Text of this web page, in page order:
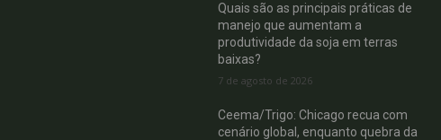
Quais são as principais práticas de
manejo que aumentam a
produtividade da soja em terras
baixas?
7 de agosto de 2026
Ceema/Trigo: Chicago recua com
cenário global, enquanto quebra da